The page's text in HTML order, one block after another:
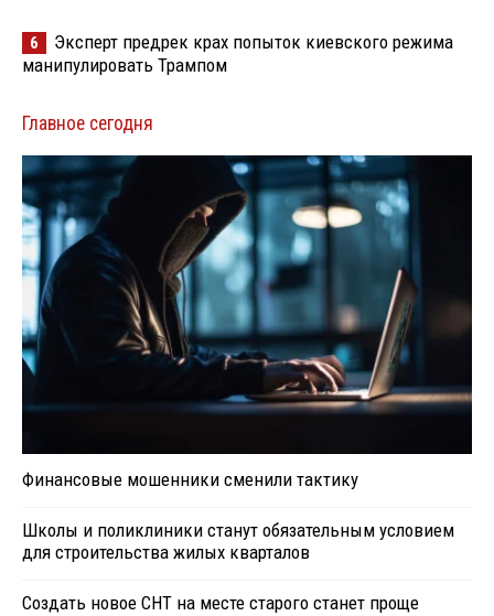
6
Эксперт предрек крах попыток киевского режима
манипулировать Трампом
Главное сегодня
Финансовые мошенники сменили тактику
Школы и поликлиники станут обязательным условием
для строительства жилых кварталов
Создать новое СНТ на месте старого станет проще